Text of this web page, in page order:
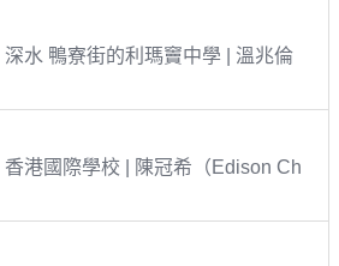
水 鴨寮街的利瑪竇中學 | 溫兆倫
港國際學校 | 陳冠希（Edison Ch